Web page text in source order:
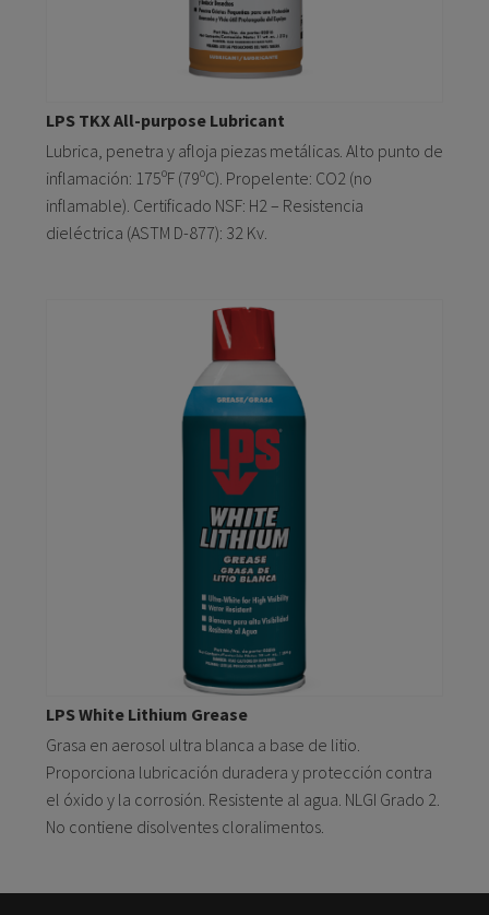
LPS TKX All-purpose Lubricant
Lubrica, penetra y afloja piezas metálicas. Alto punto de
inflamación: 175ºF (79ºC). Propelente: CO2 (no
inflamable). Certificado NSF: H2 – Resistencia
dieléctrica (ASTM D-877): 32 Kv.
LPS White Lithium Grease
Grasa en aerosol ultra blanca a base de litio.
Proporciona lubricación duradera y protección contra
el óxido y la corrosión. Resistente al agua. NLGI Grado 2.
No contiene disolventes cloralimentos.